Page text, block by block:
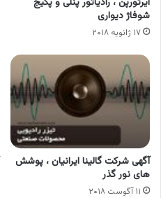
شوفاژ دیواری
۱۷ ژانویه ۲۰۱۸
آگهی شرکت گالینا ایرانیان ، پوشش
های نور گذر
۱۱ آگوست ۲۰۱۸